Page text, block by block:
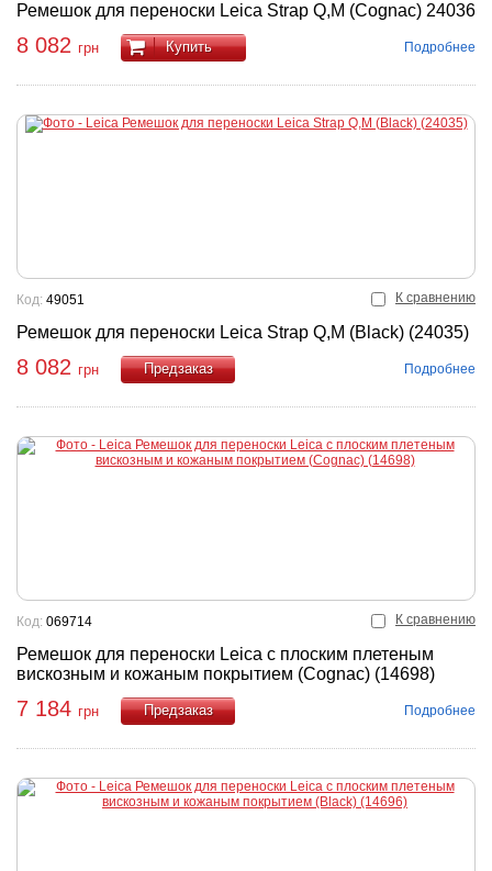
Ремешок для переноски Leica Strap Q,M (Cognac) 24036
8 082 грн Купить Подробнее
К сравнению
Ремешок для переноски Leica Strap Q,M (Black) (24035)
Код: 49051
8 082 грн
Подробнее
К сравнению
Ремешок для переноски Leica с плоским плетеным
вискозным и кожаным покрытием (Cognac) (14698)
Код: 069714
7 184 грн
Подробнее